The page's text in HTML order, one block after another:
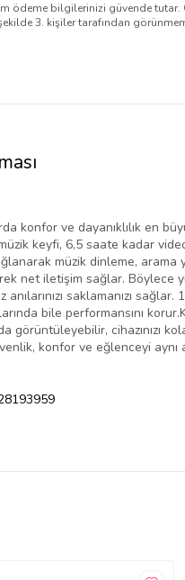
ödeme bilgilerinizi güvende tutar.
3. kişiler tarafından
konfor ve dayanıklılık en
keyfi, 6,5 saate kadar
müzik dinleme, arama
net iletişim sağlar. Böylece
saklamanızı
bile performansını
görüntüleyebilir,
konfor ve eğlenceyi aynı